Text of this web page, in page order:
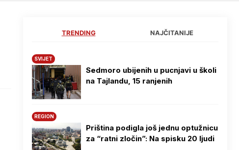
TRENDING NAJČITANIJE
SVIJET
Sedmoro ubijenih u pucnjavi u školi
na Tajlandu, 15 ranjenih
REGION
Priština podigla još jednu optužnicu
za “ratni zločin”: Na spisku 20 ljudi